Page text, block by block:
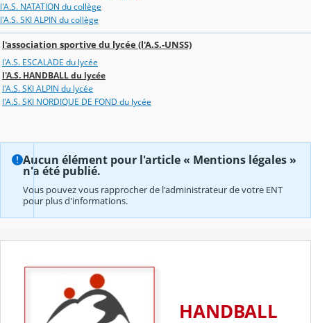
l'A.S. NATATION du collège
l'A.S. SKI ALPIN du collège
l'association sportive du lycée (l'A.S.-UNSS)
l'A.S. ESCALADE du lycée
l'A.S. HANDBALL du lycée
l'A.S. SKI ALPIN du lycée
l'A.S. SKI NORDIQUE DE FOND du lycée
Aucun élément pour l'article « Mentions légales »
n'a été publié.
Vous pouvez vous rapprocher de l'administrateur de votre ENT
pour plus d'informations.
HANDBALL